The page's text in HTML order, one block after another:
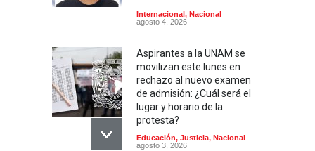
Internacional, Nacional
agosto 4, 2026
Aspirantes a la UNAM se
movilizan este lunes en
rechazo al nuevo examen
de admisión: ¿Cuál será el
lugar y horario de la
protesta?
Educación, Justicia, Nacional
agosto 3, 2026